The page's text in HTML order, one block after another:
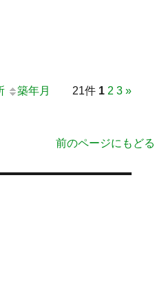
築年月 21件 1 2 3 »
前のページにもどる